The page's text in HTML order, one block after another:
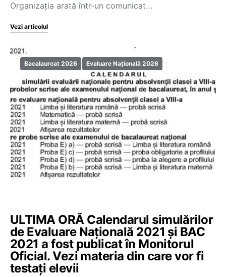
Organizația arată într-un comunicat…
Vezi articolul
Bacalaureat 2026 Evaluare Națională 2026
ULTIMA ORĂ Calendarul simulărilor
de Evaluare Națională 2021 și BAC
2021 a fost publicat în Monitorul
Oficial. Vezi materia din care vor fi
testați elevii